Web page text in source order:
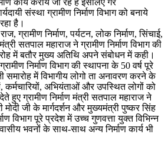
संस्था ग्रामीण निर्माण विभाग को बनाये
है।
ग्रामीण निर्माण, पर्यटन, लोक निर्माण, सिंचाई,
सतपाल महाराज ने ग्रामीण निर्माण विभाग की
में बतौर मुख्य अतिथि अपने संबोधन में कही।
निर्माण विभाग की स्थापना के 50 वर्ष पूरे
समारोह में विभागीय लोगो ता अनावरण करने के
कर्मचारियों, अभियंताओं और उपस्थित लोगों को
हुए ग्रामीण निर्माण मंत्री सतपाल महाराज ने
मोदी जी के मार्गदर्शन और मुख्यमंत्री पुष्कर सिंह
विभाग पूरे प्रदेश में उच्च गुणवत्ता युक्त विभिन्न
भवनों के साथ-साथ अन्य निर्माण कार्य भी